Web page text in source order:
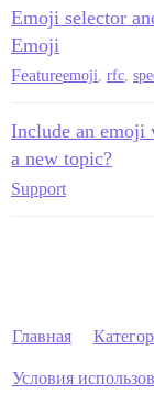
Emoji selector
Emoji
Featureemoji, rfc,
Include an emoji
a new topic?
Support
Главная
Условия